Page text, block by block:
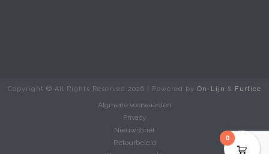
Copyright © All Rights Reserved 2026 | Powered by On-Lijn & Furtice
Algmene voorwaarden
Privacy
Nieuwsbrief
Retourbeleid
0